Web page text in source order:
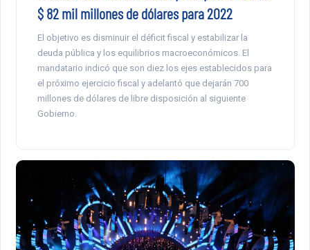
$ 82 mil millones de dólares para 2022
El objetivo es disminuir el déficit fiscal y estabilizar la
deuda pública y los equilibrios macroeconómicos. El
mandatario indicó que son diez los ejes establecidos para
el próximo ejercicio fiscal y adelantó que dejarán 700
millones de dólares de libre disposición al siguiente
Gobierno.